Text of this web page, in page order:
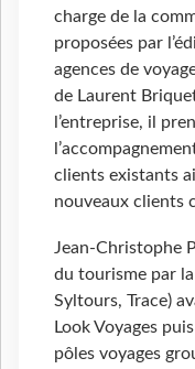
charge de la
proposées par
agences de
de Laurent
l’entreprise, il
clients existants
nouveaux clients
Jean-Christophe
du tourisme par
Syltours, Trace)
Look Voyages
pôles voyages